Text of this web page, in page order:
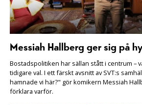
Messiah Hallberg ger sig på
Bostadspolitiken har sällan stått i centrum –
tidigare val. I ett färskt avsnitt av SVT:s
hamnade vi här?" gör komikern Messiah
förklara varför.